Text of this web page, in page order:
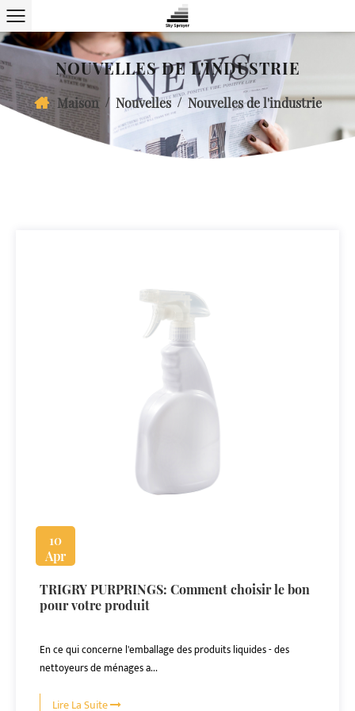
NOUVELLES DE L'INDUSTRIE
Maison / Nouvelles / Nouvelles de l'industrie
10
Apr
TRIGRY PURPRINGS: Comment choisir le bon
pour votre produit
En ce qui concerne l'emballage des produits liquides - des
nettoyeurs de ménages a...
Lire La Suite